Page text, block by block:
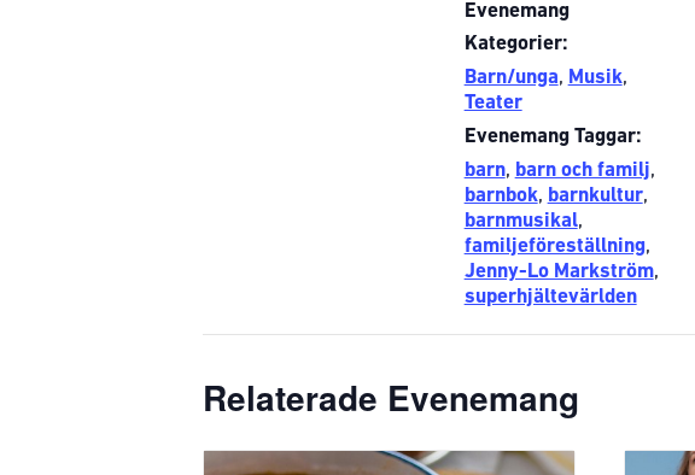
Evenemang
Kategorier:
Barn/unga, Musik,
Teater
Evenemang Taggar:
barn, barn och familj,
barnbok, barnkultur,
barnmusikal,
familjeföreställning,
Jenny-Lo Markström,
superhjältevärlden
Relaterade Evenemang